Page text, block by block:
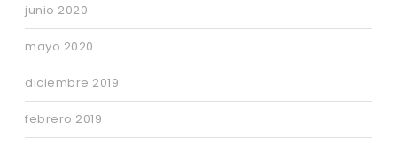
junio 2020
mayo 2020
diciembre 2019
febrero 2019